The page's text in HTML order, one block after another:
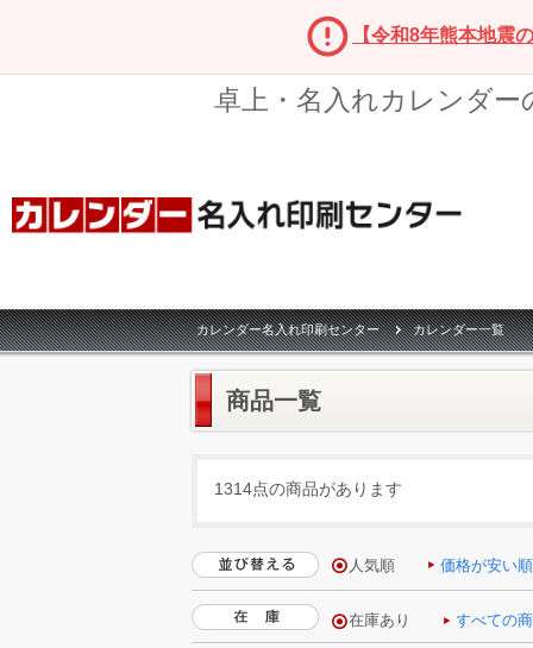
【令和8年熊本地震
卓上・名入れカレンダ
カレンダー名入れ印刷センター カレンダー一覧
商品一覧
1314点の商品があります
人気順 価格が安い順